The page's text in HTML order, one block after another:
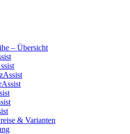
– Übersicht
& Varianten